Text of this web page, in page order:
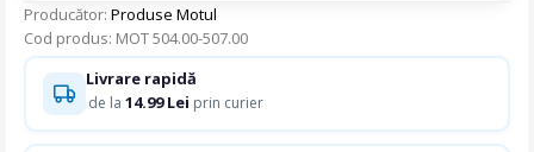
Producător: Produse Motul
Cod produs: MOT 504.00-507.00
Livrare rapidă
de la 14.99 Lei prin curier